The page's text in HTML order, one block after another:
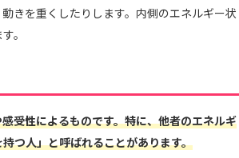
きを重くしたりします。内側のエネルギー状
。
受性によるものです。特に、他者のエネルギ
つ人」と呼ばれることがあります。